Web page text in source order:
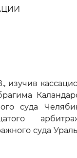
изучив
суда
суда